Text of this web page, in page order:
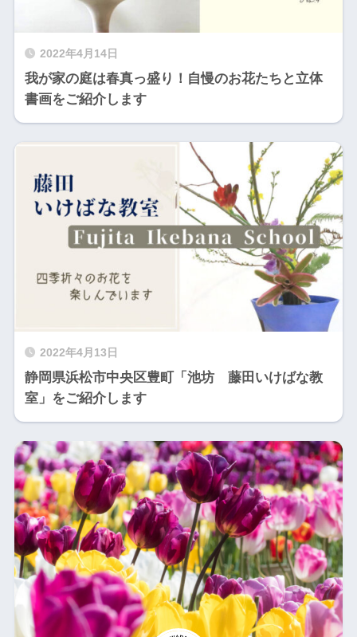
2022年4月14日
我が家の庭は春真っ盛り！自慢のお花たちと立体
書画をご紹介します
2022年4月13日
静岡県浜松市中央区豊町「池坊 藤田いけばな教
室」をご紹介します